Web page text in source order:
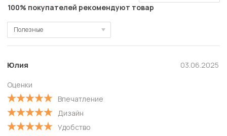
100% покупателей рекомендуют товар
Полезные
Полезные
Новые
С высокой оценкой
С низкой оценкой
Юлия
Оценки
Впечатление
Дизайн
Удобство
03.06.2025